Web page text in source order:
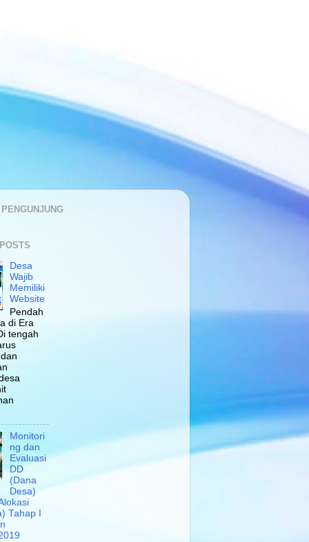
Desa
Wajib
Memiliki
Website
Pendah
di Era
tengah
Monitori
ng dan
Evaluasi
DD
(Dana
Desa)
Tahap I